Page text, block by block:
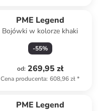
PME Legend
Bojówki w kolorze khaki
-55%
od: 269,95 zł
Cena producenta: 608,96 zł*
PME Legend